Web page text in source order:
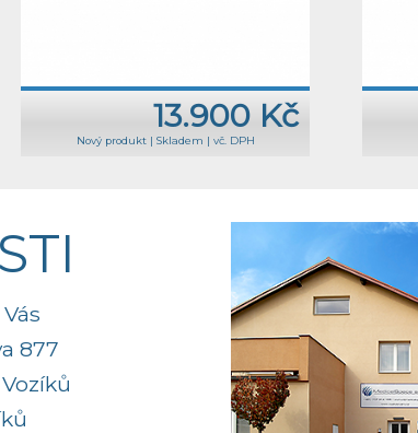
13.900 Kč
Nový produkt | Skladem | vč. DPH
877